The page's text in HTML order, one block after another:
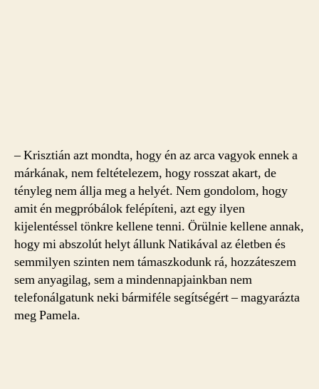
– Krisztián azt mondta, hogy én az arca vagyok ennek a
márkának, nem feltételezem, hogy rosszat akart, de
tényleg nem állja meg a helyét. Nem gondolom, hogy
amit én megpróbálok felépíteni, azt egy ilyen
kijelentéssel tönkre kellene tenni. Örülnie kellene annak,
hogy mi abszolút helyt állunk Natikával az életben és
semmilyen szinten nem támaszkodunk rá, hozzáteszem
sem anyagilag, sem a mindennapjainkban nem
telefonálgatunk neki bármiféle segítségért – magyarázta
meg Pamela.